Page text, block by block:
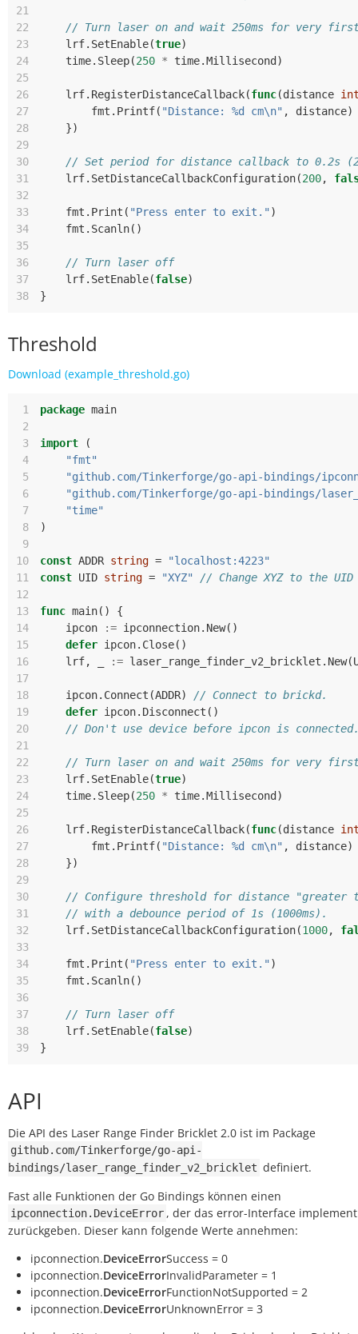
21
22
// Turn laser on and wait 250ms for very first
23
lrf. SetEnable(true)
24
time. Sleep(250 * time.Millisecond )
25
26
lrf. RegisterDistanceCallback(func(distance
27
fmt . Printf( "Distance: %d cm\n" , distance)
28
})
29
30
// Set period for distance callback to 0.2s
31
lrf. SetDistanceCallbackConfiguration(200,
32
33
fmt . Print ( "Press enter to exit." )
34
fmt . Scanln()
35
36
// Turn laser off
37
lrf. SetEnable(false)
38
}
Threshold
Download (example_threshold.go)
1 package main
2
3
import
(
4
"fmt"
5
"github.com/Tinkerforge/go-api-bindings/
6
"github.com/Tinkerforge/go-api-bindings/
7
"time"
8
)
9
10
const ADDR string =
"localhost:4223"
11
const UID string = "XYZ"
// Change XYZ to the
12
13
func main()
{
14
ipcon := ipconnection. New()
15
defer ipcon. Close()
16
lrf, := laser_range_finder_v2_bricklet . New(
17
18
ipcon. Connect (ADDR)
// Connect to brickd.
19
defer ipcon. Disconnect ()
20
// Don't use device before ipcon is
21
22
// Turn laser on and wait 250ms for very first
23
lrf. SetEnable(true)
24
time. Sleep(250 * time.Millisecond )
25
26
lrf. RegisterDistanceCallback(func(distance
27
fmt . Printf( "Distance: %d cm\n" , distance)
28
})
29
30
// Configure threshold for distance "greater
31
// with a debounce period of 1s (1000ms).
32
lrf. SetDistanceCallbackConfiguration(1000,
33
34
fmt . Print ( "Press enter to exit." )
35
fmt . Scanln()
36
37
// Turn laser off
38
lrf. SetEnable(false)
39
}
API
Die API des Laser Range Finder Bricklet 2.0 ist im Package
github.com/Tinkerforge/go-api-
bindings/laser_range_finder_v2_bricklet definiert.
Fast alle Funktionen der Go Bindings können einen
ipconnection.DeviceError , der das error-Interface
zurückgeben. Dieser kann folgende Werte annehmen:
ipconnection.DeviceErrorSuccess = 0
ipconnection.DeviceErrorInvalidParameter = 1
ipconnection.DeviceErrorFunctionNotSupported = 2
ipconnection.DeviceErrorUnknownError = 3